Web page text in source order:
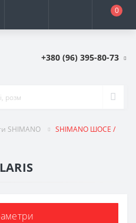
0
+380 (96) 395-80-73
SHIMANO
SHIMANO ШОСЕ /